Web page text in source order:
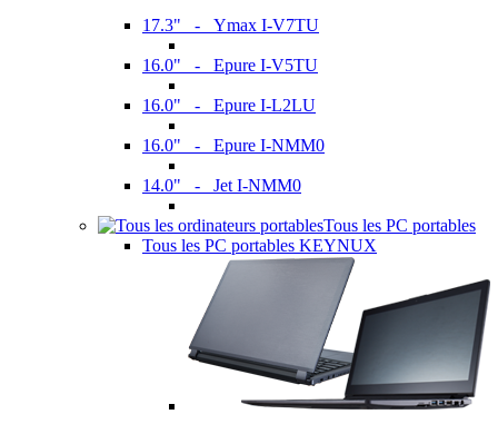
17.3" - Ymax I-V7TU
16.0" - Epure I-V5TU
16.0" - Epure I-L2LU
16.0" - Epure I-NMM0
14.0" - Jet I-NMM0
Tous les PC portables
Tous les PC portables KEYNUX